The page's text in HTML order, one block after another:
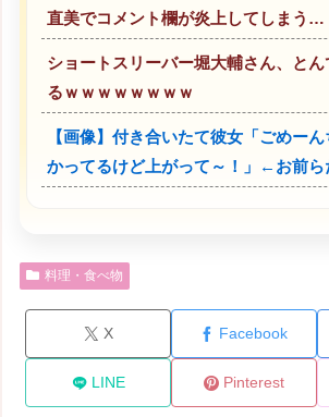
直美でコメント欄が炎上してしまう…
ショートスリーバー堀大輔さん、と
るｗｗｗｗｗｗｗｗ
【画像】付き合いたて彼女「ごめー
かってるけど上がって～！」←お前ら
料理・食べ物
X Facebook
LINE Pinterest